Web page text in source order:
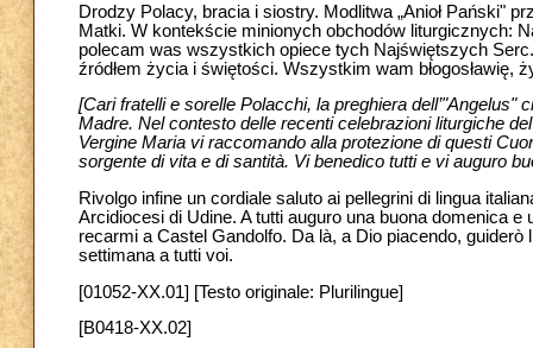
Drodzy Polacy, bracia i siostry. Modlitwa „Anioł Pański"
Matki. W kontekście minionych obchodów liturgicznych:
polecam was wszystkich opiece tych Najświętszych
źródłem życia i świętości. Wszystkim wam błogosławię,
[Cari fratelli e sorelle Polacchi, la preghiera
Madre. Nel contesto delle recenti celebrazioni liturgiche
Vergine Maria vi raccomando alla protezione di questi
sorgente di vita e di santità. Vi benedico tutti e vi auguro
Rivolgo infine un cordiale saluto ai pellegrini di lingua
Arcidiocesi di Udine. A tutti auguro una buona domenica
recarmi a Castel Gandolfo. Da là, a Dio piacendo, guiderò
settimana a tutti voi.
[01052-XX.01] [Testo originale: Plurilingue]
[B0418-XX.02]